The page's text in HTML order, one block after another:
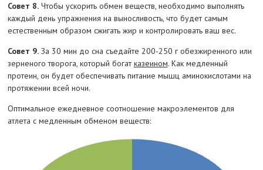
Совет 8.Чтобы ускорить обмен веществ, необходимо выполнять
каждый день упражнения на выносливость, что будет самым
естественным образом сжигать жир и контролировать ваш вес.
Совет 9.За 30 мин до сна съедайте 200-250 г обезжиренного или
зерненого творога, который богатказеином. Как медленный
протеин, он будет обеспечивать питание мышц аминокислотами на
протяжении всей ночи.
Оптимальное ежедневное соотношение макроэлементов для
атлета с медленным обменом веществ: